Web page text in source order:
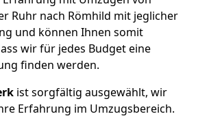
Ruhr nach Römhild mit jeglicher
und können Ihnen somit
wir für jedes Budget eine
finden werden.
ist sorgfältig ausgewählt, wir
Erfahrung im Umzugsbereich.